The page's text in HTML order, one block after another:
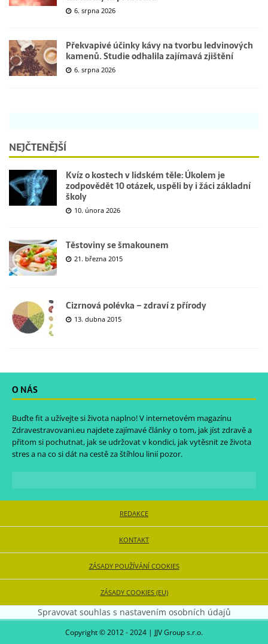
6. srpna 2026
Překvapivé účinky kávy na tvorbu ledvinových
kamenů. Studie odhalila zajímavá zjištění
6. srpna 2026
NEJČTENĚJŠÍ
Kvíz o kostech v lidském těle: Úkolem je
zodpovědět 10 otázek, uspěli by i žáci základní
školy
10. února 2026
Těstoviny se šmakounem
21. března 2015
Cizrnová polévka – zdraví z přírody
13. dubna 2015
O NÁS
Buďte fit a užívejte si života naplno! V internetovém magazínu
Zdravestravovani.eu najdete zajímavé články o tom, jak jíst zdravě a
přitom si pochutnat, jak se udržovat v kondici, jak vytěsnit ze života
stres a na co si dát na cestě za štíhlou linií pozor.
REDAKCE
KONTAKT
ZÁSADY POUŽÍVÁNÍ COOKIES
ZÁSADY COOKIES (EU)
Spravovat souhlas s nastavením osobních údajů
Copyright © 2012 - 2024 | JJV Group s.r.o.